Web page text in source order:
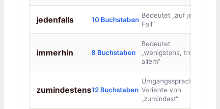
jedenfalls 10 Buchstaben
Bedeutet „auf jeden
Fall“
immerhin 8 Buchstaben
Bedeutet
„wenigstens, trotz
allem“
zumindestens12 Buchstaben
Umgangssprachliche
Variante von
„zumindest“